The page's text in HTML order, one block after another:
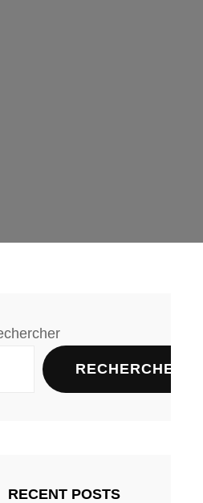
RECHERCHER
RECENT POSTS